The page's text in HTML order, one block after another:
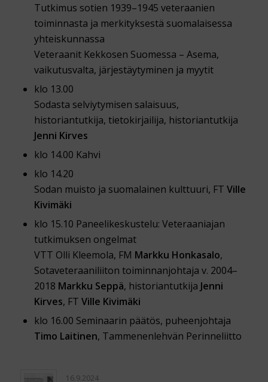
Tutkimus sotien 1939–1945 veteraanien
toiminnasta ja merkityksestä suomalaisessa
yhteiskunnassa
Veteraanit Kekkosen Suomessa – Asema,
vaikutusvalta, järjestäytyminen ja myytit
klo 13.00
Sodasta selviytymisen salaisuus,
historiantutkija, tietokirjailija, historiantutkija
Jenni Kirves
klo 14.00 Kahvi
klo 14.20
Sodan muisto ja suomalainen kulttuuri, FT Ville
Kivimäki
klo 15.10 Paneelikeskustelu: Veteraaniajan
tutkimuksen ongelmat
VTT Olli Kleemola, FM Markku Honkasalo,
Sotaveteraaniliiton toiminnanjohtaja v. 2004–
2018 Markku Seppä, historiantutkija Jenni
Kirves, FT Ville Kivimäki
klo 16.00 Seminaarin päätös, puheenjohtaja
Timo Laitinen, Tammenenlehvän Perinneliitto
16.9.2024